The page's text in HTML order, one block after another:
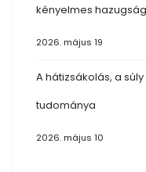
kényelmes
2026. május 19
A hátizsákolás, a
tudománya
2026. május 10